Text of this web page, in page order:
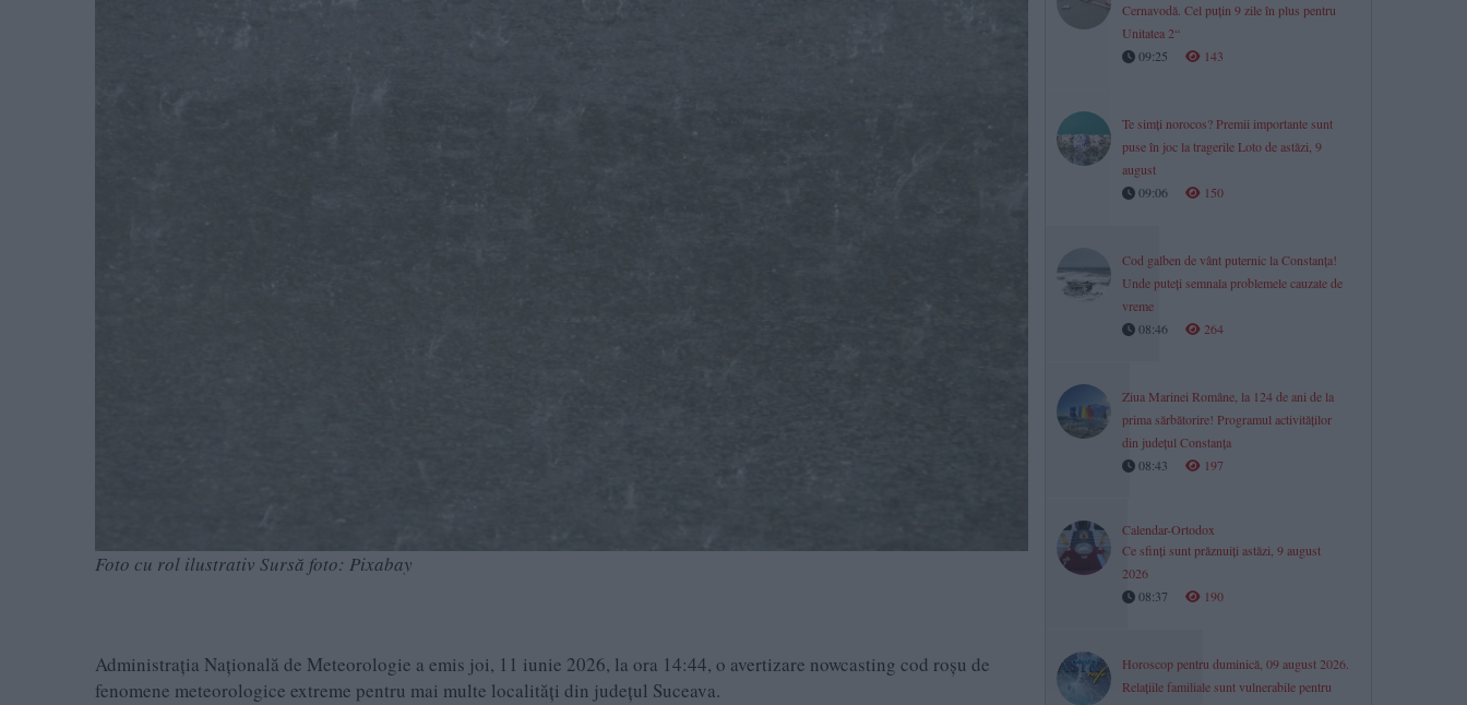
Foto cu rol ilustrativ Sursă foto: Pixabay
Administrația Națională de Meteorologie a emis joi, 11 iunie 2026, la ora 14:44, o avertizare nowcasting cod roșu de
fenomene meteorologice extreme pentru mai multe localități din județul Suceava.
Cernavodă. Cel puțin 9 zile în plus pentru
Unitatea 2“
09:25
143
Te simți norocos? Premii importante sunt
puse în joc la tragerile Loto de astăzi, 9
august
09:06
150
Cod galben de vânt puternic la Constanța!
Unde puteți semnala problemele cauzate de
vreme
08:46
264
Ziua Marinei Române, la 124 de ani de la
prima sărbătorire! Programul activităților
din județul Constanța
08:43
197
Calendar-Ortodox
Ce sfinți sunt prăznuiți astăzi, 9 august
2026
08:37
190
Horoscop pentru duminică, 09 august 2026.
Relațiile familiale sunt vulnerabile pentru